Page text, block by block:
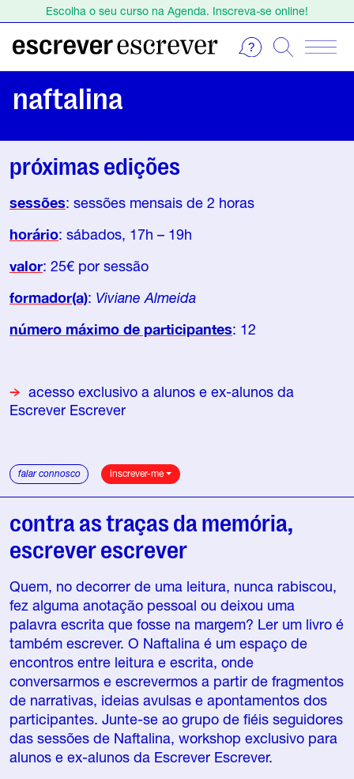
Escolha o seu curso na Agenda. Inscreva-se online!
Escolha o seu curso na Agenda. Inscreva-se online!
naftalina
próximas edições
sessões: sessões mensais de 2 horas
horário: sábados, 17h – 19h
valor: 25€ por sessão
formador(a): Viviane Almeida
número máximo de participantes: 12
acesso exclusivo a alunos e ex-alunos da
Escrever Escrever
falar connosco inscrever-me
contra as traças da memória,
escrever escrever
Quem, no decorrer de uma leitura, nunca rabiscou,
fez alguma anotação pessoal ou deixou uma
palavra escrita que fosse na margem? Ler um livro é
também escrever. O Naftalina é um espaço de
encontros entre leitura e escrita, onde
conversarmos e escrevermos a partir de fragmentos
de narrativas, ideias avulsas e apontamentos dos
participantes. Junte-se ao grupo de fiéis seguidores
das sessões de Naftalina, workshop exclusivo para
alunos e ex-alunos da Escrever Escrever.